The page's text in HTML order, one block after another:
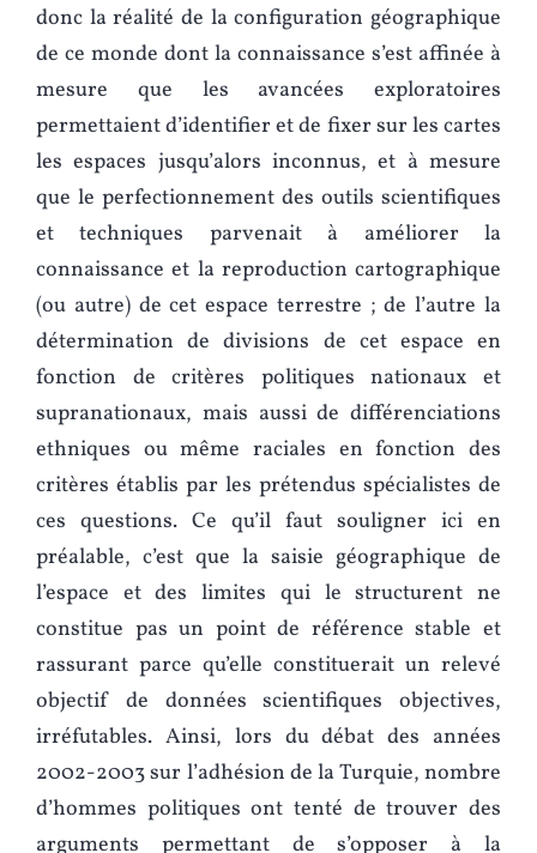
donc la réalité de la configuration géographique
de ce monde dont la connaissance s’est affinée à
mesure que les avancées exploratoires
permettaient d’identifier et de fixer sur les cartes
les espaces jusqu’alors inconnus, et à mesure
que le perfectionnement des outils scientifiques
et techniques parvenait à améliorer la
connaissance et la reproduction cartographique
(ou autre) de cet espace terrestre ; de l’autre la
détermination de divisions de cet espace en
fonction de critères politiques nationaux et
supranationaux, mais aussi de différenciations
ethniques ou même raciales en fonction des
critères établis par les prétendus spécialistes de
ces questions. Ce qu’il faut souligner ici en
préalable, c’est que la saisie géographique de
l’espace et des limites qui le structurent ne
constitue pas un point de référence stable et
rassurant parce qu’elle constituerait un relevé
objectif de données scientifiques objectives,
irréfutables. Ainsi, lors du débat des années
2002‑2003 sur l’adhésion de la Turquie, nombre
d’hommes politiques ont tenté de trouver des
arguments permettant de s’opposer à la